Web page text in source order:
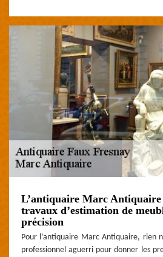
L’antiquaire Marc Antiquaire
travaux d’estimation de
précision
Pour l’antiquaire Marc Antiquaire, rien
professionnel aguerri pour donner les